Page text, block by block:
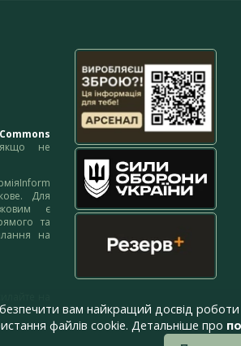
не
Для
є
та
на
вам найкращий досвід
файлів cookie. Детальніше про